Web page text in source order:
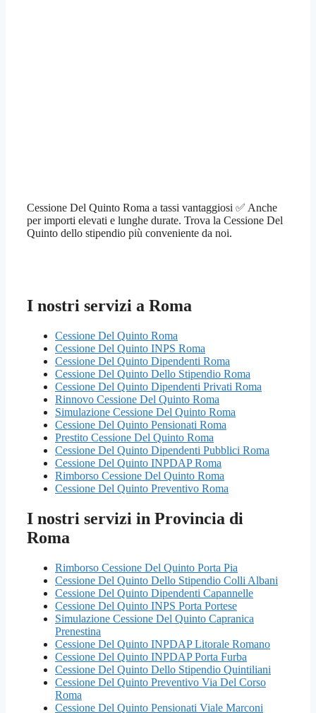
Cessione Del Quinto Roma a tassi vantaggiosi ✅ Anche
per importi elevati e lunghe durate. Trova la Cessione Del
Quinto dello stipendio più conveniente da noi.
I nostri servizi a Roma
Cessione Del Quinto Roma
Cessione Del Quinto INPS Roma
Cessione Del Quinto Dipendenti Roma
Cessione Del Quinto Dello Stipendio Roma
Cessione Del Quinto Dipendenti Privati Roma
Rinnovo Cessione Del Quinto Roma
Simulazione Cessione Del Quinto Roma
Cessione Del Quinto Pensionati Roma
Prestito Cessione Del Quinto Roma
Cessione Del Quinto Dipendenti Pubblici Roma
Cessione Del Quinto INPDAP Roma
Rimborso Cessione Del Quinto Roma
Cessione Del Quinto Preventivo Roma
I nostri servizi in Provincia di
Roma
Rimborso Cessione Del Quinto Porta Pia
Cessione Del Quinto Dello Stipendio Colli Albani
Cessione Del Quinto Dipendenti Capannelle
Cessione Del Quinto INPS Porta Portese
Simulazione Cessione Del Quinto Capranica
Prenestina
Cessione Del Quinto INPDAP Litorale Romano
Cessione Del Quinto INPDAP Porta Furba
Cessione Del Quinto Dello Stipendio Quintiliani
Cessione Del Quinto Preventivo Via Del Corso
Roma
Cessione Del Quinto Pensionati Viale Marconi